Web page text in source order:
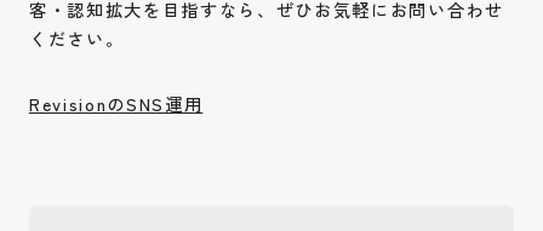
客・認知拡大を目指すなら、ぜひお気軽にお問い合わせ
ください。
RevisionのSNS運用